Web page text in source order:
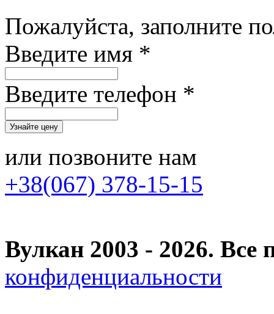
Пожалуйста, заполните
Введите имя *
Введите телефон *
или позвоните нам
+38(067) 378-15-15
Вулкан 2003 - 2026.
конфиденциальности